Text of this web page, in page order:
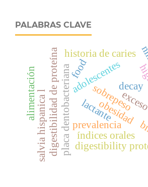
PALABRAS CLAVE
lactante
prevalencia
sobrepeso
obesidad
placa dentobacterianaadolescentes
historia de caries
índices orales
decay
digestibilidad de proteína
salvia hispanica l digestibility
alimentación food